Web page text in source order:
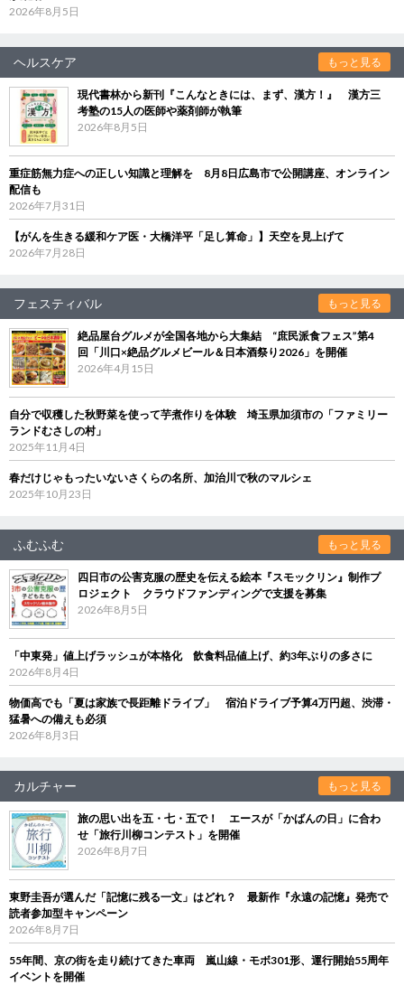
2026年8月5日
ヘルスケア もっと見る
現代書林から新刊『こんなときには、まず、漢方！』 漢方三
考塾の15人の医師や薬剤師が執筆
2026年8月5日
重症筋無力症への正しい知識と理解を 8月8日広島市で公開講座、オンライン
配信も
2026年7月31日
【がんを生きる緩和ケア医・大橋洋平「足し算命」】天空を見上げて
2026年7月28日
フェスティバル もっと見る
絶品屋台グルメが全国各地から大集結 “庶民派食フェス”第4
回「川口×絶品グルメビール＆日本酒祭り2026」を開催
2026年4月15日
自分で収穫した秋野菜を使って芋煮作りを体験 埼玉県加須市の「ファミリー
ランドむさしの村」
2025年11月4日
春だけじゃもったいないさくらの名所、加治川で秋のマルシェ
2025年10月23日
ふむふむ もっと見る
四日市の公害克服の歴史を伝える絵本『スモックリン』制作プ
ロジェクト クラウドファンディングで支援を募集
2026年8月5日
「中東発」値上げラッシュが本格化 飲食料品値上げ、約3年ぶりの多さに
2026年8月4日
物価高でも「夏は家族で長距離ドライブ」 宿泊ドライブ予算4万円超、渋滞・
猛暑への備えも必須
2026年8月3日
カルチャー もっと見る
旅の思い出を五・七・五で！ エースが「かばんの日」に合わ
せ「旅行川柳コンテスト」を開催
2026年8月7日
東野圭吾が選んだ「記憶に残る一文」はどれ？ 最新作『永遠の記憶』発売で
読者参加型キャンペーン
2026年8月7日
55年間、京の街を走り続けてきた車両 嵐山線・モボ301形、運行開始55周年
イベントを開催